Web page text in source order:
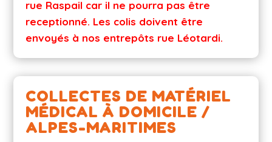
rue Raspail car il ne pourra pas être
receptionné. Les colis doivent être
envoyés à nos entrepôts rue Léotardi.
COLLECTES DE MATÉRIEL
MÉDICAL À DOMICILE /
ALPES-MARITIMES